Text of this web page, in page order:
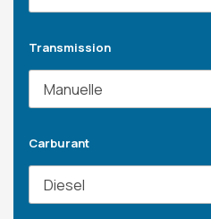
Transmission
Carburant